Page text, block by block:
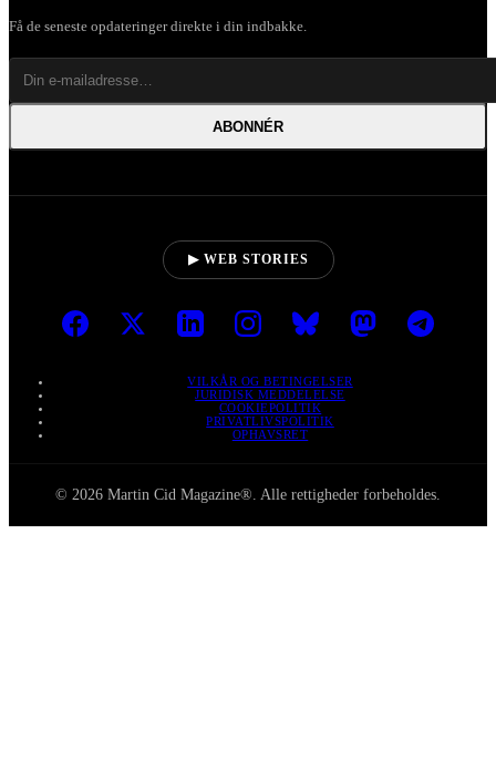
Få de seneste opdateringer direkte i din indbakke.
ABONNÉR
▶ WEB STORIES
VILKÅR OG BETINGELSER
JURIDISK MEDDELELSE
COOKIEPOLITIK
PRIVATLIVSPOLITIK
OPHAVSRET
© 2026 Martin Cid Magazine®. Alle rettigheder forbeholdes.